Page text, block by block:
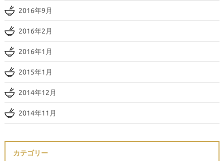
2016年9月
2016年2月
2016年1月
2015年1月
2014年12月
2014年11月
カテゴリー